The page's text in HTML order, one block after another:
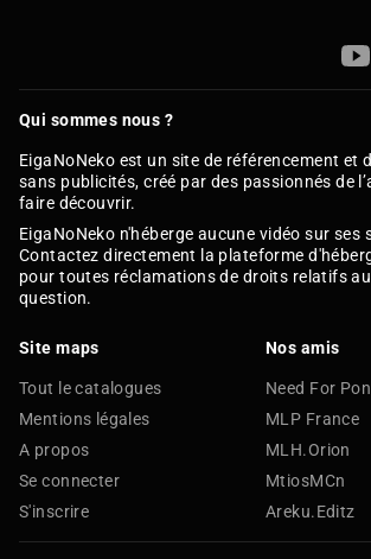
Qui sommes nous ?
EigaNoNeko est un site de référencement et
sans publicités, créé par des passionnés de
faire découvrir.
EigaNoNeko n'héberge aucune vidéo sur ses
Contactez directement la plateforme
pour toutes réclamations de droits relatifs
question.
Site maps
Tout le catalogues
Mentions légales
A propos
Se connecter
S'inscrire
Nos amis
Need For
MLP France
MLH.Orion
MtiosMCn
Areku.Editz